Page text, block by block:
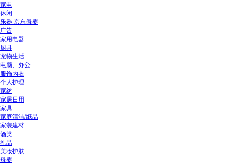
家电
休闲
乐器 京东母婴
广告
家用电器
厨具
宠物生活
电脑、办公
服饰内衣
个人护理
家纺
家居日用
家具
家庭清洁/纸品
家装建材
酒类
礼品
美妆护肤
母婴